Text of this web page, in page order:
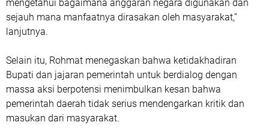
mengetahui bagaimana anggaran negara digunakan dan
sejauh mana manfaatnya dirasakan oleh masyarakat,”
lanjutnya.
Selain itu, Rohmat menegaskan bahwa ketidakhadiran
Bupati dan jajaran pemerintah untuk berdialog dengan
massa aksi berpotensi menimbulkan kesan bahwa
pemerintah daerah tidak serius mendengarkan kritik dan
masukan dari masyarakat.